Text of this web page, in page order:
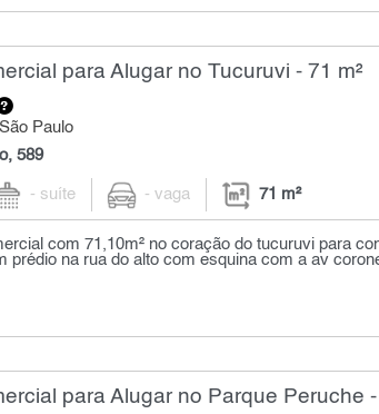
para Alugar no Tucuruvi - 71 m²
Paulo
589
- suíte - vaga 71 m²
com 71,10m² no coração do tucuruvi para
prédio na rua do alto com esquina com a av
para Alugar no Parque Peruche -